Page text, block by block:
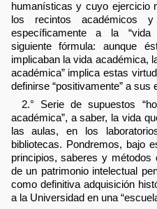
humanísticas y cuyo ejercicio
los recintos académicos
específicamente a la “vida
siguiente fórmula: aunque
implicaban la vida académica,
académica” implica estas
definirse “positivamente” a sus
2.° Serie de supuestos
académica”, a saber, la vida
las aulas, en los
bibliotecas. Pondremos, bajo
principios, saberes y métodos
de un patrimonio intelectual
como definitiva adquisición
a la Universidad en una